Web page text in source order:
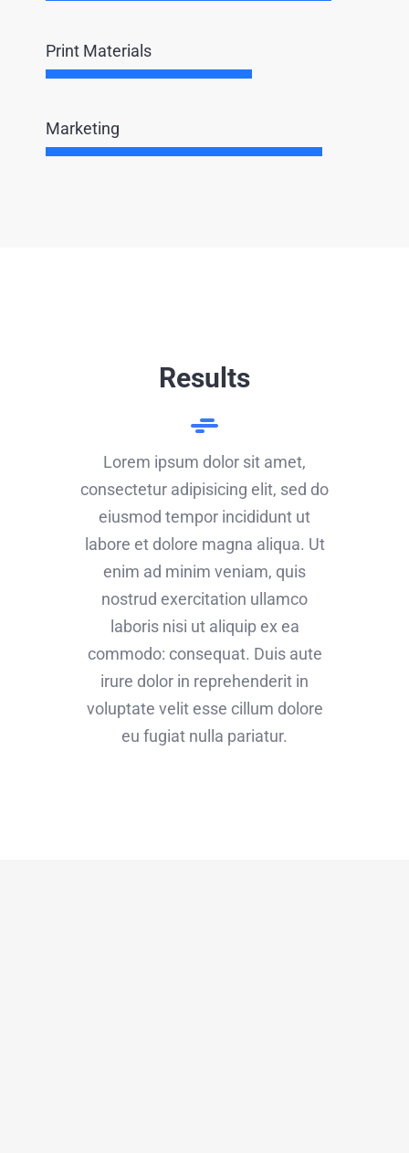
Print Materials
Marketing
Results
Lorem ipsum dolor sit amet,
consectetur adipisicing elit, sed do
eiusmod tempor incididunt ut
labore et dolore magna aliqua. Ut
enim ad minim veniam, quis
nostrud exercitation ullamco
laboris nisi ut aliquip ex ea
commodo: consequat. Duis aute
irure dolor in reprehenderit in
voluptate velit esse cillum dolore
eu fugiat nulla pariatur.